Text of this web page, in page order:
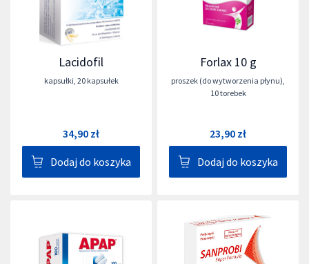
Lacidofil
kapsułki, 20 kapsułek
34,90 zł
Dodaj do koszyka
Forlax 10 g
proszek (do wytworzenia płynu),
10 torebek
23,90 zł
Dodaj do koszyka